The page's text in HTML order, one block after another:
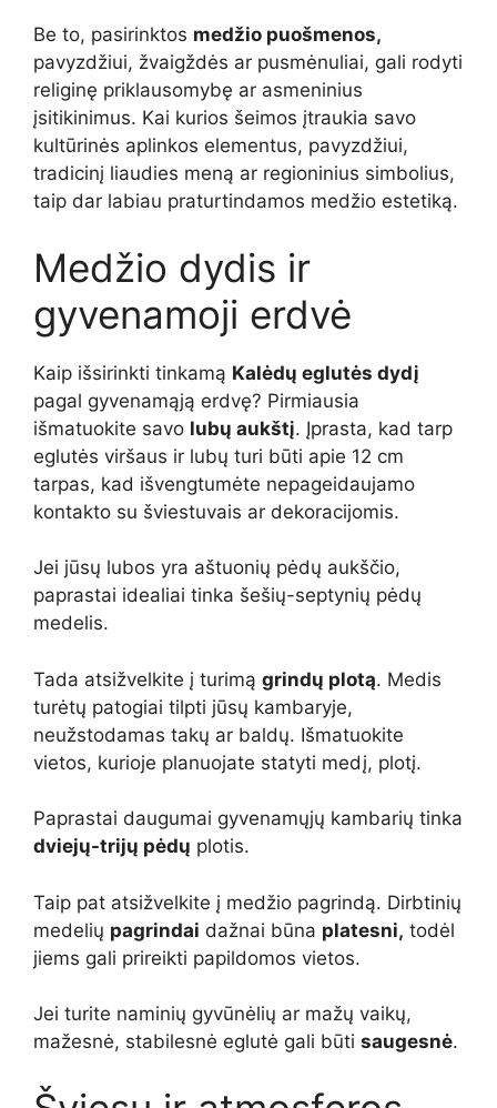
Be to, pasirinktos medžio puošmenos,
pavyzdžiui, žvaigždės ar pusmėnuliai, gali rodyti
religinę priklausomybę ar asmeninius
įsitikinimus. Kai kurios šeimos įtraukia savo
kultūrinės aplinkos elementus, pavyzdžiui,
tradicinį liaudies meną ar regioninius simbolius,
taip dar labiau praturtindamos medžio estetiką.
Medžio dydis ir
gyvenamoji erdvė
Kaip išsirinkti tinkamą Kalėdų eglutės dydį
pagal gyvenamąją erdvę? Pirmiausia
išmatuokite savo lubų aukštį. Įprasta, kad tarp
eglutės viršaus ir lubų turi būti apie 12 cm
tarpas, kad išvengtumėte nepageidaujamo
kontakto su šviestuvais ar dekoracijomis.
Jei jūsų lubos yra aštuonių pėdų aukščio,
paprastai idealiai tinka šešių-septynių pėdų
medelis.
Tada atsižvelkite į turimą grindų plotą. Medis
turėtų patogiai tilpti jūsų kambaryje,
neužstodamas takų ar baldų. Išmatuokite
vietos, kurioje planuojate statyti medį, plotį.
Paprastai daugumai gyvenamųjų kambarių tinka
dviejų-trijų pėdų plotis.
Taip pat atsižvelkite į medžio pagrindą. Dirbtinių
medelių pagrindai dažnai būna platesni, todėl
jiems gali prireikti papildomos vietos.
Jei turite naminių gyvūnėlių ar mažų vaikų,
mažesnė, stabilesnė eglutė gali būti saugesnė.